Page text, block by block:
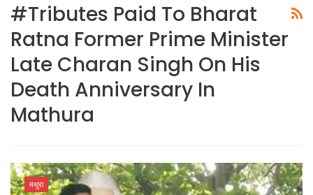
#Tributes Paid To Bharat
Ratna Former Prime Minister
Late Charan Singh On His
Death Anniversary In
Mathura
मथुरा